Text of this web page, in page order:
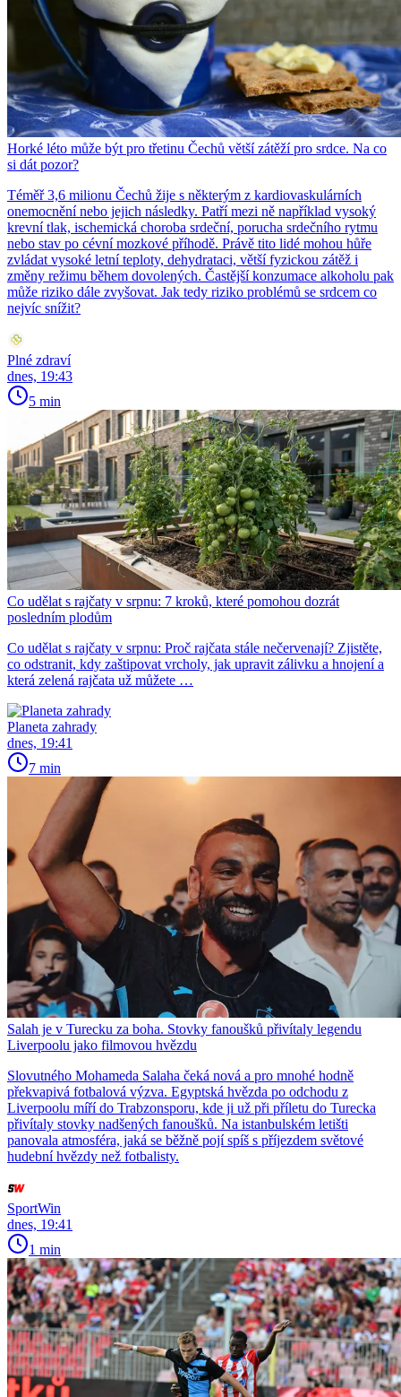
Horké léto může být pro třetinu Čechů větší zátěží pro srdce. Na co
si dát pozor?
Téměř 3,6 milionu Čechů žije s některým z kardiovaskulárních
onemocnění nebo jejich následky. Patří mezi ně například vysoký
krevní tlak, ischemická choroba srdeční, porucha srdečního rytmu
nebo stav po cévní mozkové příhodě. Právě tito lidé mohou hůře
zvládat vysoké letní teploty, dehydrataci, větší fyzickou zátěž i
změny režimu během dovolených. Častější konzumace alkoholu pak
může riziko dále zvyšovat. Jak tedy riziko problémů se srdcem co
nejvíc snížit?
Plné zdraví
dnes, 19:43
5 min
Co udělat s rajčaty v srpnu: 7 kroků, které pomohou dozrát
posledním plodům
Co udělat s rajčaty v srpnu: Proč rajčata stále nečervenají? Zjistěte,
co odstranit, kdy zaštipovat vrcholy, jak upravit zálivku a hnojení a
která zelená rajčata už můžete …
Planeta zahrady
dnes, 19:41
7 min
Salah je v Turecku za boha. Stovky fanoušků přivítaly legendu
Liverpoolu jako filmovou hvězdu
Slovutného Mohameda Salaha čeká nová a pro mnohé hodně
překvapivá fotbalová výzva. Egyptská hvězda po odchodu z
Liverpoolu míří do Trabzonsporu, kde ji už při příletu do Turecka
přivítaly stovky nadšených fanoušků. Na istanbulském letišti
panovala atmosféra, jaká se běžně pojí spíš s příjezdem světové
hudební hvězdy než fotbalisty.
SportWin
dnes, 19:41
1 min